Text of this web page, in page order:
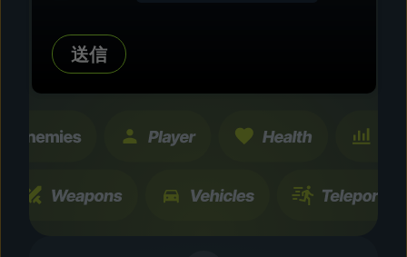
数百にも及ぶコミュニティテスト済みの強化およ
び機能を探索。すべての変更は一時的なもので、
送信